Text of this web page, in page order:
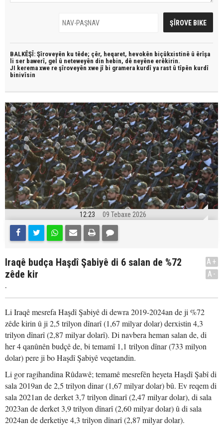
BALKÊŞÎ: Şîroveyên ku têde; çêr, heqaret, hevokên biçûkxistinê û êrîşa
li ser bawerî, gel û neteweyên din hebin, dê neyêne erêkirin.
JI kerema xwe re şîroveyên xwe jî bi gramera kurdî ya rast û tîpên kurdî
binivîsin
12:23 09 Tebaxe 2026
Iraqê budça Haşdî Şabiyê di 6 salan de %72
zêde kir
.
A+
A-
Li Iraqê mesrefa Haşdî Şabiyê di dewra 2019-2024an de ji %72
zêde kirin û ji 2,5 trilyon dînarî (1,67 milyar dolar) derxistin 4,3
trilyon dînarî (2,87 milyar dolarî). Di navbera heman salan de, di
her 4 qanûnên budçê de, bi temamî 1,1 trilyon dînar (733 milyon
dolar) pere ji bo Haşdî Şabiyê veqetandin.
Li gor ragihandina Rûdawê; temamê mesrefên heyeta Haşdî Şabî di
sala 2019an de 2,5 trilyon dinar (1,67 milyar dolar) bû. Ev reqem di
sala 2021an de derket 3,7 trilyon dînarî (2,47 milyar dolar), di sala
2023an de derket 3,9 trilyon dînarî (2,60 milyar dolar) û di sala
2024an de derketiye 4,3 trilyon dînarî (2,87 milyar dolar).